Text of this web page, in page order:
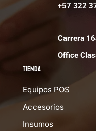
+57 322
Carrera
Office
Tienda
Equipos POS
Accesorios
Insumos